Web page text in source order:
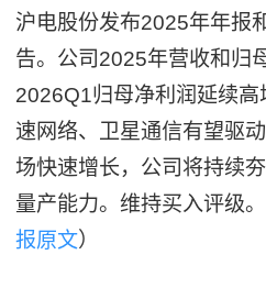
沪电股份发布2025年年报
告。公司2025年营收和归
2026Q1归母净利润延续
速网络、卫星通信有望驱
场快速增长，公司将持续
量产能力。维持买入评级
报原文）